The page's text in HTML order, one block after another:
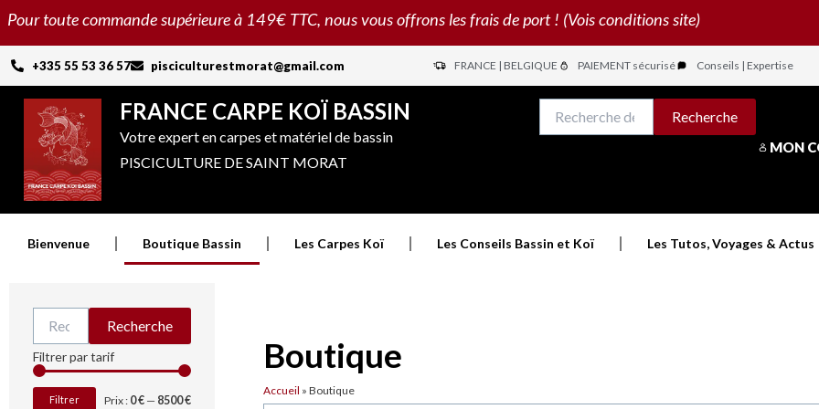
Aller
contenu
Pour toute commande supérieure à 149€ TTC, nous vous offrons les frais de port ! (Vois conditions site)
+335 55 53 36 57 pisciculturestmorat@gmail.com FRANCE | BELGIQUE PAIEMENT sécurisé Conseils | Expertise
FRANCE CARPE KOÏ BASSIN
Votre expert en carpes et matériel de bassin
PISCICULTURE DE SAINT MORAT
pour :
Recherche
MON
Bienvenue Boutique Bassin Les Carpes Koï Les Conseils Bassin et Koï Les Tutos, Voyages & Actus
pour :
Recherche
Filtrer par tarif
min
max
Filtrer Prix : 0 €— 8500 €
Boutique
Accueil »Boutique